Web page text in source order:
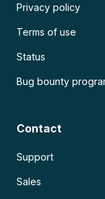
Privacy policy
Terms of use
Status
Bug bounty
Contact
Support
Sales